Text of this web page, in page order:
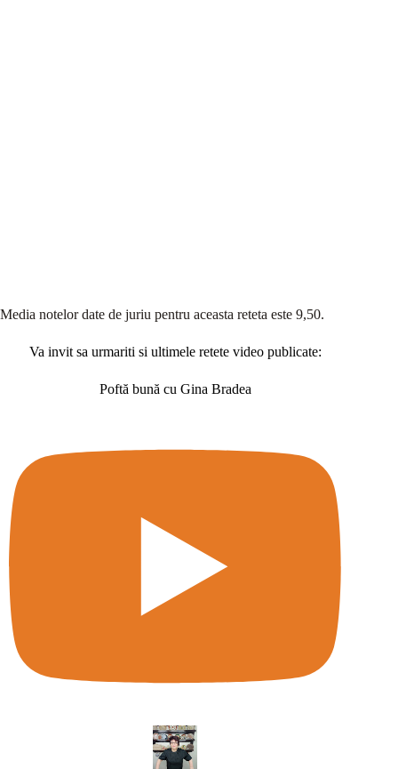
Media notelor date de juriu pentru aceasta reteta este 9,50.
Va invit sa urmariti si ultimele retete video publicate:
Poftă bună cu Gina Bradea